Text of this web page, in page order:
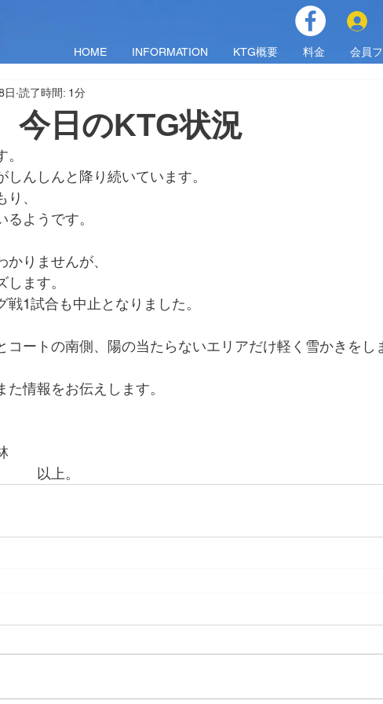
HOME INFORMATION KTG概要 料金 会員
今日のKTG状況
日 読了時間: 1分
んしんと降り続いています。
、
るようです。
りませんが、
ます。
1試合も中止となりました。
コートの南側、陽の当たらないエリアだけ軽く雪かきをし
情報をお伝えします。
。